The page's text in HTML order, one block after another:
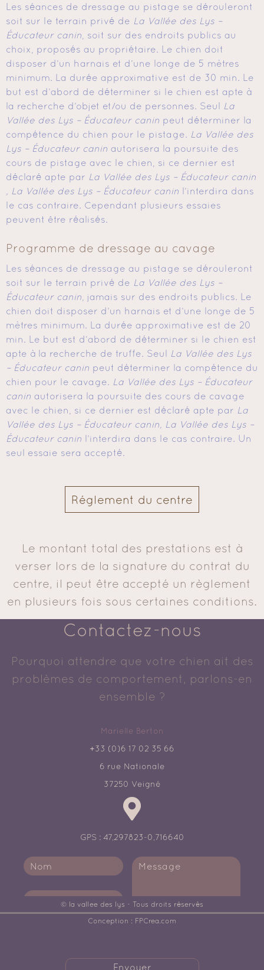
Les séances de dressage au pistage se dérouleront
soit sur le terrain privé de La Vallée des Lys –
Éducateur canin , soit sur des endroits publics au
choix, proposés au propriétaire. Le chien doit
disposer d’un harnais et d’une longe de 5 mètres
minimum. La durée approximative est de 30 min. Le
but est d’abord de déterminer si le chien est apte à
la recherche d’objet et/ou de personnes. Seul La
Vallée des Lys – Éducateur canin peut déterminer la
compétence du chien pour le pistage.
La Vallée des
Lys – Éducateur canin autorisera la poursuite des
cours de pistage avec le chien, si ce dernier est
déclaré apte par La Vallée des Lys – Éducateur canin
, La Vallée des Lys – Éducateur canin l’interdira dans
le cas contraire. Cependant plusieurs essaies
peuvent être réalisés.
Programme de dressage au cavage
Les séances de dressage au pistage se dérouleront
soit sur le terrain privé de La Vallée des Lys –
Éducateur canin , jamais sur des endroits publics. Le
chien doit disposer d’un harnais et d’une longe de 5
mètres minimum. La durée approximative est de 20
min. Le but est d’abord de déterminer si le chien est
apte à la recherche de truffe. Seul La Vallée des Lys
– Éducateur canin peut déterminer la compétence du
chien pour le cavage.
La Vallée des Lys – Éducateur
canin autorisera la poursuite des cours de cavage
avec le chien, si ce dernier est déclaré apte par La
Vallée des Lys – Éducateur canin, La Vallée des Lys –
Éducateur canin l’interdira dans le cas contraire. Un
seul essaie sera accepté.
Réglement du centre
Le montant total des prestations est à
verser lors de la signature du contrat du
centre, il peut être accepté un règlement
en plusieurs fois sous certaines conditions.
Contactez-nous
Pourquoi attendre que votre chien ait des
problèmes de comportement, parlons-en
ensemble ?
Marielle Berton
+33 (0)6 17 02 35 66
6 rue Nationale
37250 Veigné
GPS : 47,297823-0,716640
Envoyer
© la vallee des lys - Tous droits réservés
Conception : FPCrea.com